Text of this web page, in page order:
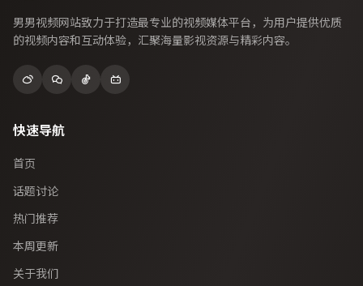
男男视频网站致力于打造最专业的视频媒体平台，为用户提供优质
的视频内容和互动体验，汇聚海量影视资源与精彩内容。
快速导航
首页
话题讨论
热门推荐
本周更新
关于我们